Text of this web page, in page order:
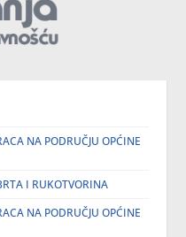
NA PODRUČJU OPĆINE
I RUKOTVORINA
NA PODRUČJU OPĆINE